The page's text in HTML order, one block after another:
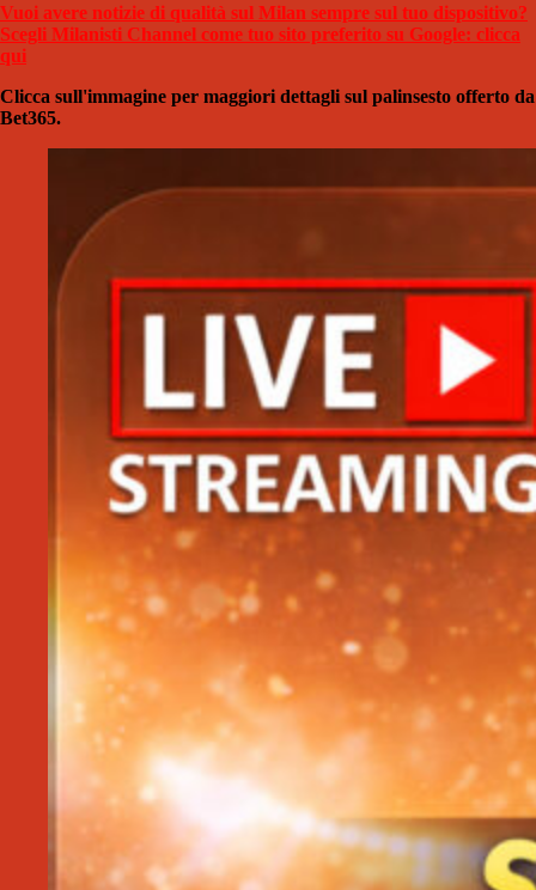
Vuoi avere notizie di qualità sul Milan sempre sul tuo dispositivo?
Scegli Milanisti Channel come tuo sito preferito su Google: clicca
qui
Clicca sull'immagine per maggiori dettagli sul palinsesto offerto da
Bet365.